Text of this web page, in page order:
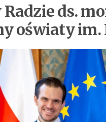
Radzie ds.
oświaty im.